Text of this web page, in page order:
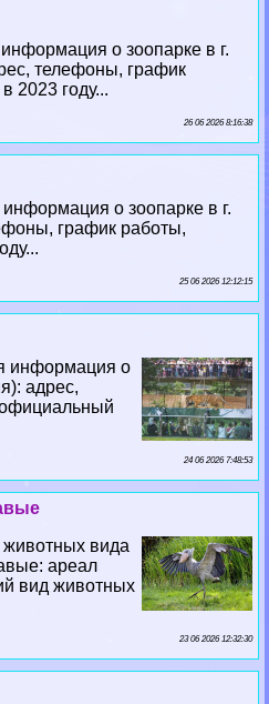
о зоопарке в г.
телефоны, график
2023 году...
26 06 2026 8:16:38
о зоопарке в г.
график работы,
25 06 2026 12:12:15
информация о
адрес,
24 06 2026 7:48:53
вида
ареал
вид животных
23 06 2026 12:32:30